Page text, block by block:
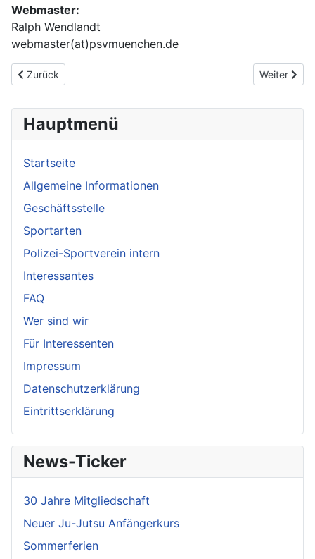
Webmaster:
Ralph Wendlandt
webmaster(at)psvmuenchen.de
Previous article: Sportarten
Zurück Next
Weiter
Hauptmenü
Startseite
Allgemeine Informationen
Geschäftsstelle
Sportarten
Polizei-Sportverein intern
Interessantes
FAQ
Wer sind wir
Für Interessenten
Impressum
Datenschutzerklärung
Eintrittserklärung
News-Ticker
30 Jahre Mitgliedschaft
Neuer Ju-Jutsu Anfängerkurs
Sommerferien